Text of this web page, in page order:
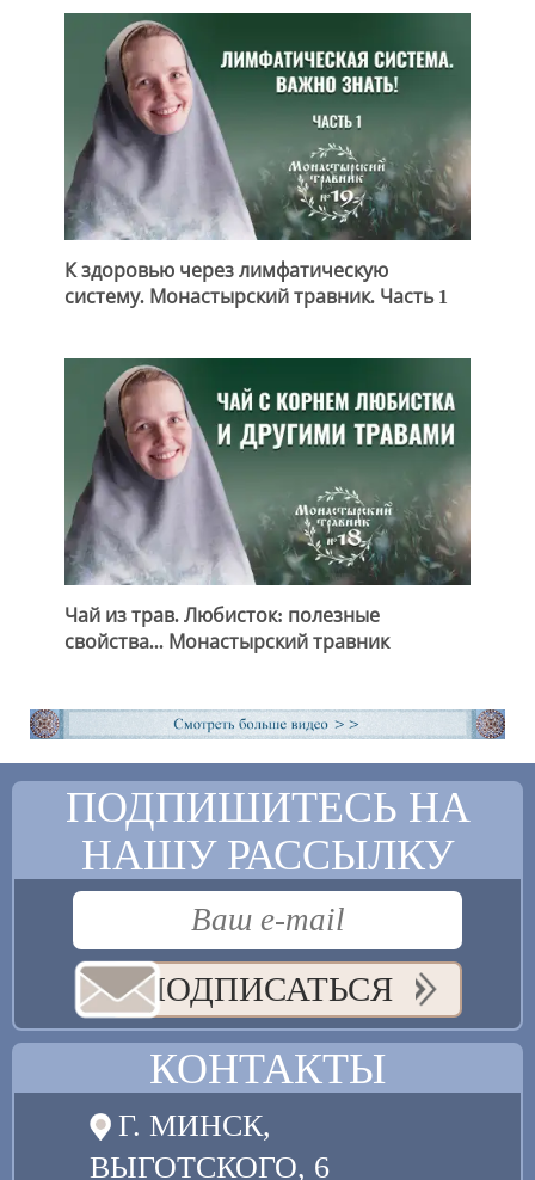
К здоровью через лимфатическую
систему. Монастырский травник. Часть 1
Чай из трав. Любисток: полезные
свойства... Монастырский травник
ПОДПИШИТЕСЬ НА
НАШУ РАССЫЛКУ
ПОДПИСАТЬСЯ
КОНТАКТЫ
Г. МИНСК,
ВЫГОТСКОГО, 6